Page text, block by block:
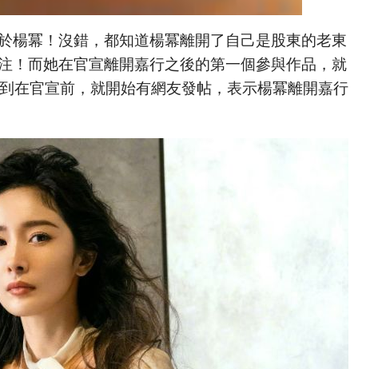
楊冪！沒錯，都知道楊冪離開了自己是股東的老東
！而她在官宣離開嘉行之後的第一個參與作品，就
在官宣前，就開始有網友發帖，表示楊冪離開嘉行